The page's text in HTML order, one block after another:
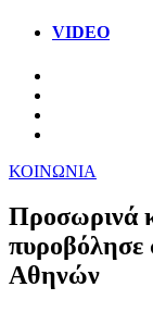
VIDEO
ΚΟΙΝΩΝΙΑ
Προσωρινά
Αθηνών